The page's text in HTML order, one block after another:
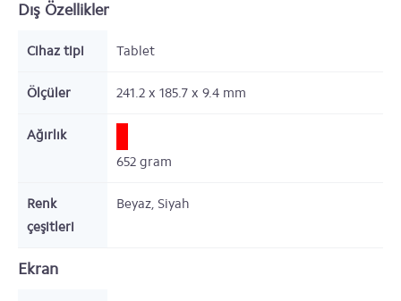
Dış Özellikler
Cihaz tipi Tablet
Ölçüler 241.2 x 185.7 x 9.4 mm
Ağırlık
652 gram
Renk
çeşitleri
Beyaz, Siyah
Ekran